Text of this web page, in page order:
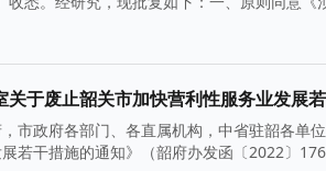
关于废止韶关市加快营利性服务业发展
市政府各部门、各直属机构，中省驻韶各单
若干措施的通知》（韶府办发函〔2022〕